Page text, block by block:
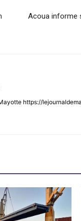
Acoua informe
https://